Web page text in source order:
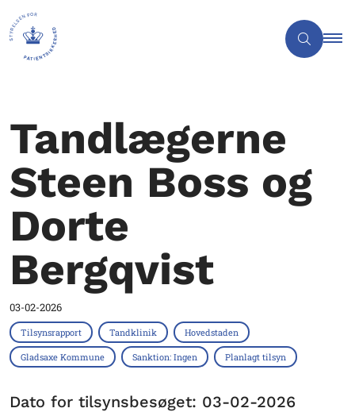
Tandlægerne
Steen Boss og
Dorte
Bergqvist
03-02-2026
Tilsynsrapport Tandklinik Hovedstaden
Gladsaxe Kommune Sanktion: Ingen Planlagt tilsyn
Dato for tilsynsbesøget: 03-02-2026